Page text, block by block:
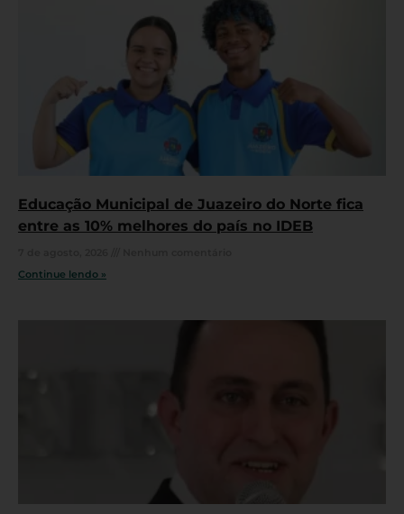
Educação Municipal de Juazeiro do Norte fica
entre as 10% melhores do país no IDEB
Continue lendo »